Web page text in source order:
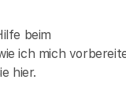
beim
ich mich
hier.